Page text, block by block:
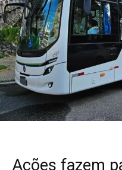
Ações fazem